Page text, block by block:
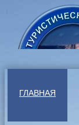
ГЛАВНАЯ